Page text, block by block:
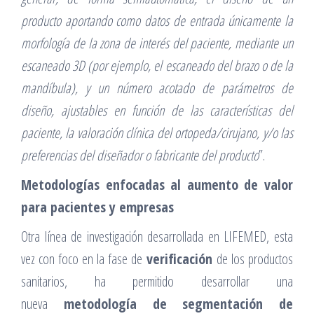
producto aportando como datos de entrada únicamente la
morfología de la zona de interés del paciente, mediante un
escaneado 3D (por ejemplo, el escaneado del brazo o de la
mandíbula), y un número acotado de parámetros de
diseño, ajustables en función de las características del
paciente, la valoración clínica del ortopeda/cirujano, y/o las
preferencias del diseñador o fabricante del producto”.
Metodologías enfocadas al aumento de valor
para pacientes y empresas
Otra línea de investigación desarrollada en LIFEMED, esta
vez con foco en la fase de verificación de los productos
sanitarios, ha permitido desarrollar una
nueva metodología de segmentación de